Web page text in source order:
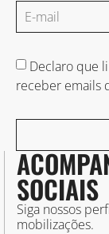
Declaro que
receber emails
SOCIAIS
Siga nossos
mobilizações.